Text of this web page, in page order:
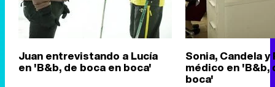
Juan entrevistando a Lucía
en 'B&b, de boca en boca'
Sonia, Candela y
médico en 'B&b,
boca'